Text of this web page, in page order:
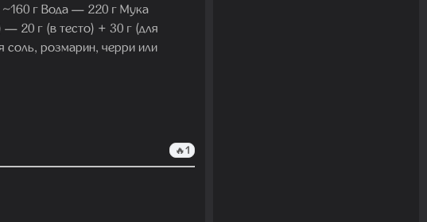
г Вода — 220 г Мука
20 г (в тесто) + 30 г (для
розмарин, черри или
🔥1